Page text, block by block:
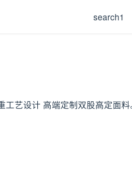
search1
艺设计 高端定制双股高定面